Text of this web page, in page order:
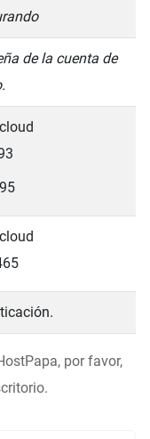
de la cuenta de
por favor,